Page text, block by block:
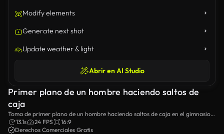
Modify elements
Generate next shot
Update weather & light
Abrir en AI Studio
Primer plano de un hombre haciendo saltos de
caja
Toma de primer plano de un hombre haciendo saltos de caja en el gimnasio
de la calle.
13.1s 24 FPS
16:9
Derechos Comerciales Gratis